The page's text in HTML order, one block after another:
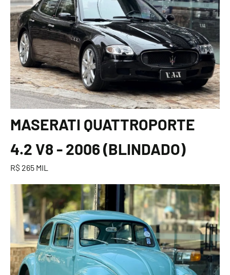
MASERATI QUATTROPORTE
4.2 V8 - 2006 (BLINDADO)
R$ 265 MIL